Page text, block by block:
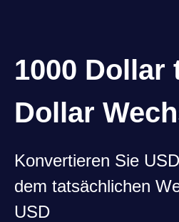
1000 Dollar
Dollar
Konvertieren Sie
dem tatsächlichen
USD